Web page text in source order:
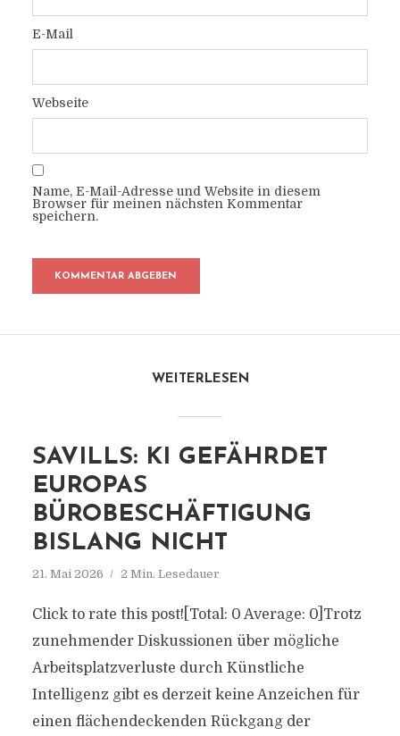
E-Mail
Webseite
Name, E-Mail-Adresse und Website in diesem
Browser für meinen nächsten Kommentar
speichern.
WEITERLESEN
SAVILLS: KI GEFÄHRDET
EUROPAS
BÜROBESCHÄFTIGUNG
BISLANG NICHT
21. Mai 2026 2 Min. Lesedauer
Click to rate this post![Total: 0 Average: 0]Trotz
zunehmender Diskussionen über mögliche
Arbeitsplatzverluste durch Künstliche
Intelligenz gibt es derzeit keine Anzeichen für
einen flächendeckenden Rückgang der